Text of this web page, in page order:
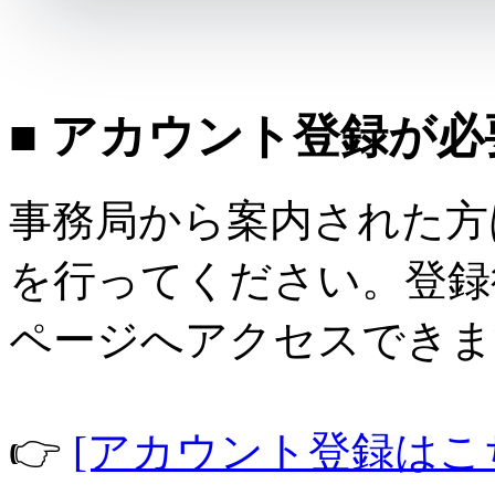
■ アカウント登録が
事務局から案内された
を行ってください。登
ページへアクセスでき
👉 [アカウント登録は